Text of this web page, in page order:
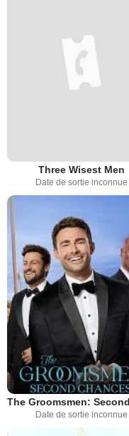
Three Wisest Men
Date de sortie inconnue
Date de sortie inconnue